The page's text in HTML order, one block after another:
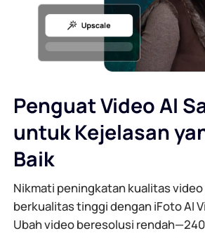
Penguat Video AI
untuk Kejelasan
Baik
Nikmati peningkatan kualitas video
berkualitas tinggi dengan iFoto AI
Ubah video beresolusi